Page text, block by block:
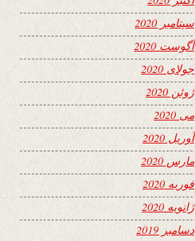
سپتامبر 2020
آگوست 2020
جولای 2020
ژوئن 2020
می 2020
آوریل 2020
مارس 2020
فوریه 2020
ژانویه 2020
دسامبر 2019